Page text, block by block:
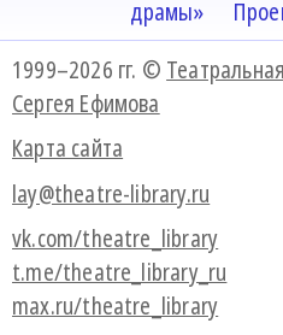
драмы»
1999–2026 гг. ©
Сергея Ефимова
Карта сайта
lay@theatre-library.ru
vk.com/theatre_library
t.me/theatre_library_ru
max.ru/theatre_library